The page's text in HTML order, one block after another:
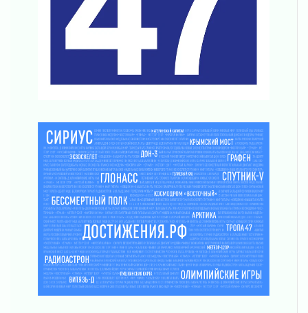
Что делать со сбережениями
04 августа 2026
03 августа 2026
Ленобласть повышает производительность
труда в ЖКХ
03 августа 2026
Ладожский мост полностью закроют на два
часа
03 августа 2026
Музеи Ленобласти обновляют пространства
03 августа 2026
Новая площадка: 2027
03 августа 2026
Часть медиков в Ленобласти сможет
рассчитывать на доплату от региона
03 августа 2026